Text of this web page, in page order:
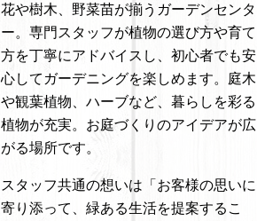
花や樹木、野菜苗が揃うガーデンセンタ
ー。専門スタッフが植物の選び方や育て
方を丁寧にアドバイスし、初心者でも安
心してガーデニングを楽しめます。庭木
や観葉植物、ハーブなど、暮らしを彩る
植物が充実。お庭づくりのアイデアが広
がる場所です。
スタッフ共通の想いは「お客様の思いに
寄り添って、緑ある生活を提案するこ